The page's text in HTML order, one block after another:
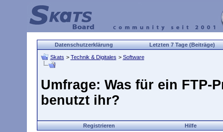
Datenschutzerklärung Letzten 7 Tage (Beiträge)
Skats > Technik & Digitales > Software
Umfrage: Was für ein FTP-
benutzt ihr?
Registrieren Hilfe